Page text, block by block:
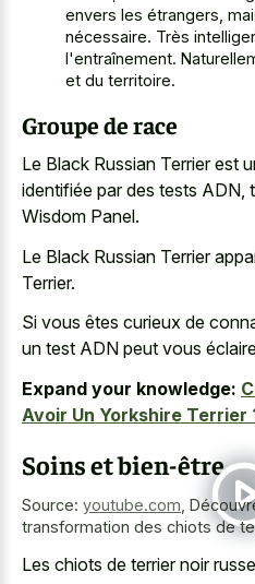
envers les étrangers,
nécessaire. Très
l'entraînement.
et du territoire.
Groupe de race
Le Black Russian Terrier est
identifiée par des tests ADN,
Wisdom Panel.
Le Black Russian Terrier
Terrier.
Si vous êtes curieux de
un test ADN peut vous
Expand your knowledge:
Avoir Un Yorkshire Terrier
Soins et bien-être
Source: youtube.com
transformation des chiots de
Les chiots de terrier noir